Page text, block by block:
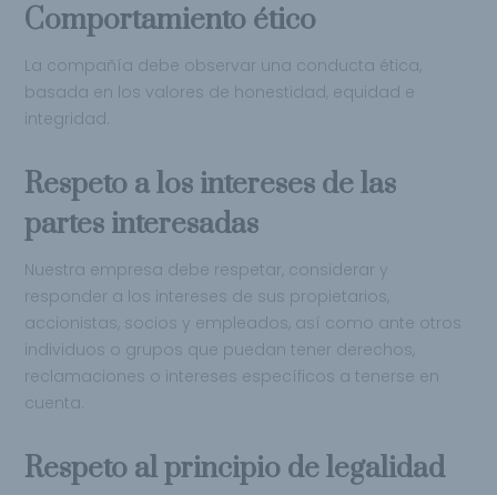
Comportamiento ético
La compañía debe observar una conducta ética,
basada en los valores de honestidad, equidad e
integridad.
Respeto a los intereses de las
partes interesadas
Nuestra empresa debe respetar, considerar y
responder a los intereses de sus propietarios,
accionistas, socios y empleados, así como ante otros
individuos o grupos que puedan tener derechos,
reclamaciones o intereses específicos a tenerse en
cuenta.
Respeto al principio de legalidad